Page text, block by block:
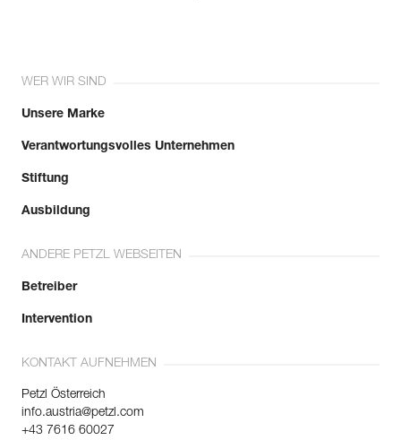
WER WIR SIND
Unsere Marke
Verantwortungsvolles Unternehmen
Stiftung
Ausbildung
ANDERE PETZL WEBSEITEN
Betreiber
Intervention
KONTAKT AUFNEHMEN
Petzl Österreich
info.austria@petzl.com
+43 7616 60027